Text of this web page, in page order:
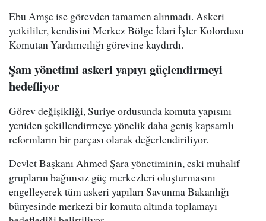
Ebu Amşe ise görevden tamamen alınmadı. Askeri
yetkililer, kendisini Merkez Bölge İdari İşler Kolordusu
Komutan Yardımcılığı görevine kaydırdı.
Şam yönetimi askeri yapıyı güçlendirmeyi
hedefliyor
Görev değişikliği, Suriye ordusunda komuta yapısını
yeniden şekillendirmeye yönelik daha geniş kapsamlı
reformların bir parçası olarak değerlendiriliyor.
Devlet Başkanı Ahmed Şara yönetiminin, eski muhalif
grupların bağımsız güç merkezleri oluşturmasını
engelleyerek tüm askeri yapıları Savunma Bakanlığı
bünyesinde merkezi bir komuta altında toplamayı